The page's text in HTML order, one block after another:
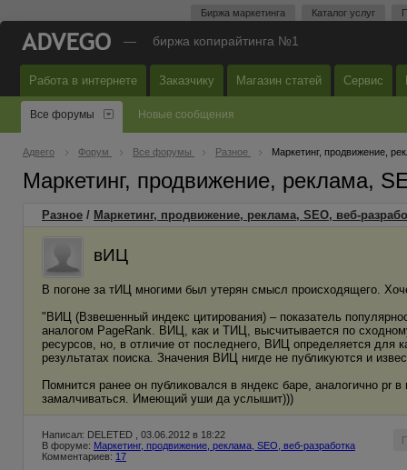
Биржа маркетинга Каталог услуг
— биржа копирайтинга №1
Работа в интернете Заказчику Магазин статей Сервис
Все форумы Новые сообщения
Адвего Форум Все форумы Разное Маркетинг, продвижение,
Маркетинг, продвижение, реклама,
Разное / Маркетинг, продвижение, реклама, SEO, веб-
вИЦ
В погоне за тИЦ многими был утерян смысл происходящего.
"ВИЦ (Взвешенный индекс цитирования) – показатель
аналогом PageRank. ВИЦ, как и ТИЦ, высчитывается по
ресурсов, но, в отличие от последнего, ВИЦ определяется для
результатах поиска. Значения ВИЦ нигде не публикуются и
Помнится ранее он публиковался в яндекс баре, аналогично pr
замалчиваться. Имеющий уши да услышит)))
Написал: DELETED , 03.06.2012 в 18:22
В форуме: Маркетинг, продвижение, реклама, SEO, веб-разработка
Комментариев: 17